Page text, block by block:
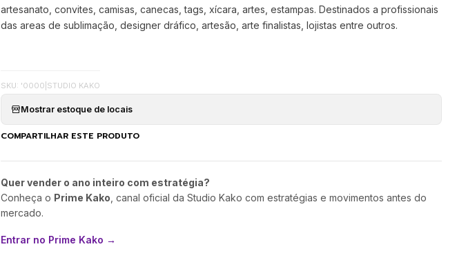
artesanato, convites, camisas, canecas, tags, xícara, artes, estampas. Destinados a profissionais
das areas de sublimação, designer dráfico, artesão, arte finalistas, lojistas entre outros.
SKU: '0000 STUDIO KAKO
Mostrar estoque de locais
COMPARTILHAR ESTE PRODUTO
Quer vender o ano inteiro com estratégia?
Conheça o Prime Kako , canal oficial da Studio Kako com estratégias e movimentos antes do
mercado.
Entrar no Prime Kako →